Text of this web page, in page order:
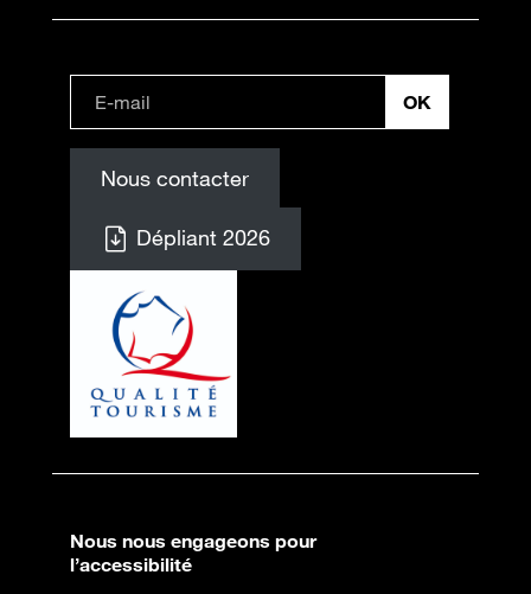
Nous contacter
Dépliant 2026
Nous nous engageons pour
l’accessibilité